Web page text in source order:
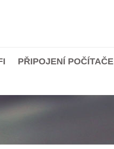
PŘIPOJENÍ POČÍTAČE